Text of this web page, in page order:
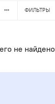
ФИЛЬТРЫ
не найдено